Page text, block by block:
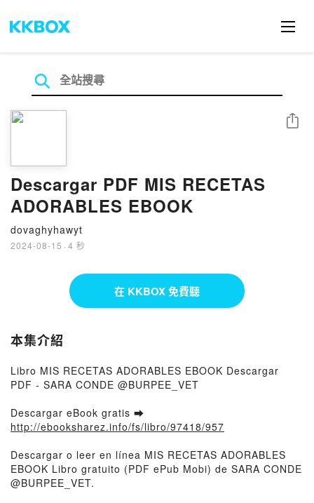
Descargar PDF MIS RECETAS
ADORABLES EBOOK
dovaghyhawyt
2024-08-15 · 4 秒
分享
在 KKBOX 免費聽
本集介紹
Libro MIS RECETAS ADORABLES EBOOK Descargar
PDF - SARA CONDE @BURPEE_VET
Descargar eBook gratis ➡
http://ebooksharez.info/fs/libro/97418/957
Descargar o leer en línea MIS RECETAS ADORABLES
EBOOK Libro gratuito (PDF ePub Mobi) de SARA CONDE
@BURPEE_VET.